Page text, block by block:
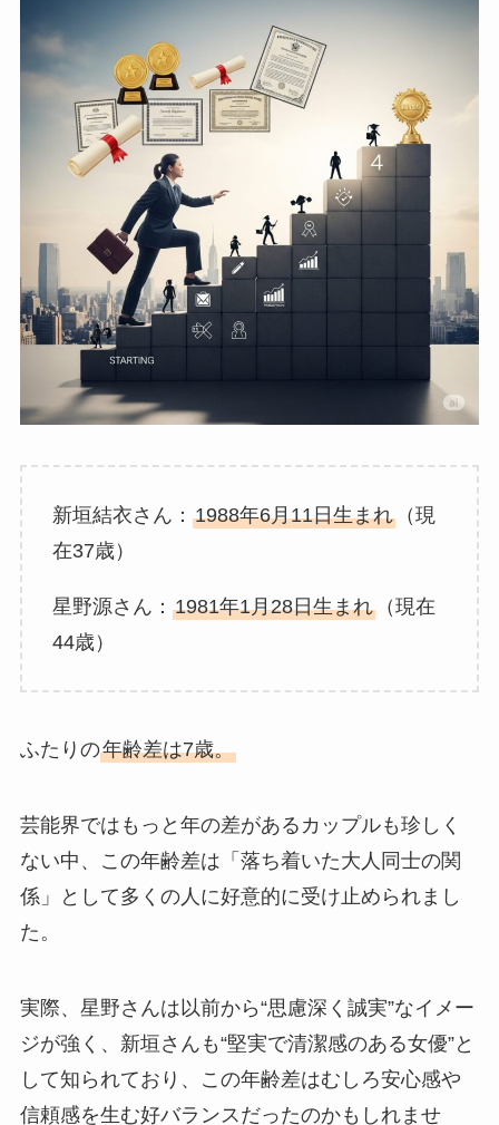
新垣結衣さん： 1988年6月11日生まれ（現
在37歳）
星野源さん： 1981年1月28日生まれ（現在
44歳）
ふたりの年齢差は7歳。
芸能界ではもっと年の差があるカップルも珍しく
ない中、この年齢差は「落ち着いた大人同士の関
係」として多くの人に好意的に受け止められまし
た。
実際、星野さんは以前から“思慮深く誠実”なイメー
ジが強く、新垣さんも“堅実で清潔感のある女優”と
して知られており、この年齢差はむしろ安心感や
信頼感を生む好バランスだったのかもしれませ